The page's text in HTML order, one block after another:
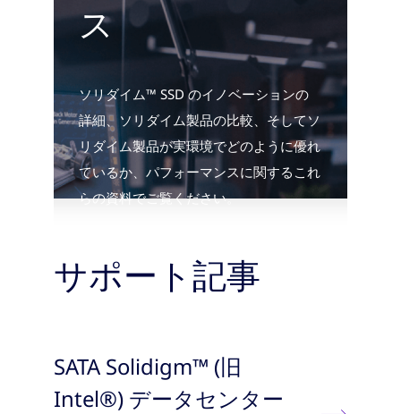
ス
ソリダイム™ SSD のイノベーションの
詳細、ソリダイム製品の比較、そしてソ
リダイム製品が実環境でどのように優れ
ているか、パフォーマンスに関するこれ
らの資料でご覧ください。
サポート記事
SATA Solidigm™ (旧
Intel®) データセンター